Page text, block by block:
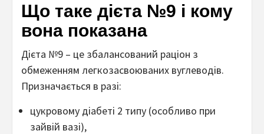
Що таке дієта №9 і кому
вона показана
Дієта №9 – це збалансований раціон з
обмеженням легкозасвоюваних вуглеводів.
Призначається в разі:
цукровому діабеті 2 типу (особливо при
зайвій вазі),